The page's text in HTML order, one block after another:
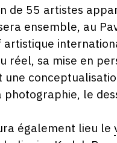
-
21
de 55 artistes
ensemble, au
artistique
réel, sa mise en
le
également lieu le